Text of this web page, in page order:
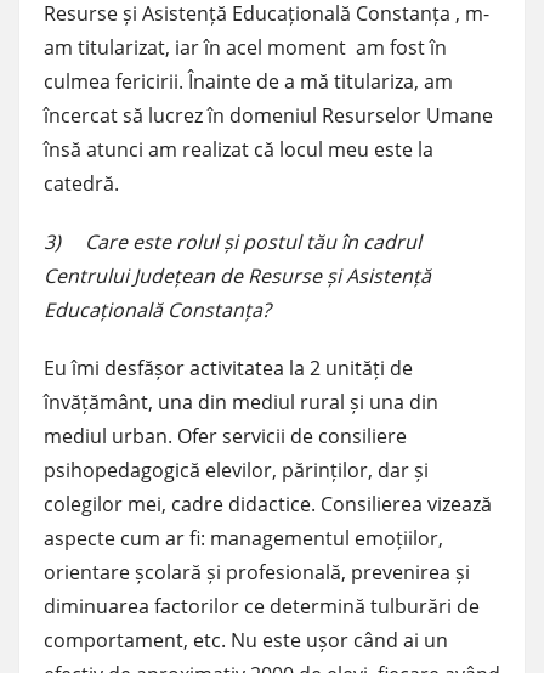
Resurse și Asistență Educațională Constanța , m-
am titularizat, iar în acel moment am fost în
culmea fericirii. Înainte de a mă titulariza, am
încercat să lucrez în domeniul Resurselor Umane
însă atunci am realizat că locul meu este la
catedră.
3) Care este rolul și postul tău în cadrul
Centrului Județean de Resurse și Asistență
Educațională Constanța?
Eu îmi desfășor activitatea la 2 unități de
învățământ, una din mediul rural și una din
mediul urban. Ofer servicii de consiliere
psihopedagogică elevilor, părinților, dar și
colegilor mei, cadre didactice. Consilierea vizează
aspecte cum ar fi: managementul emoțiilor,
orientare școlară și profesională, prevenirea și
diminuarea factorilor ce determină tulburări de
comportament, etc. Nu este ușor când ai un